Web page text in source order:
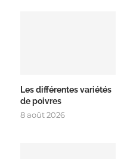
Les différentes variétés
de poivres
8 août 2026